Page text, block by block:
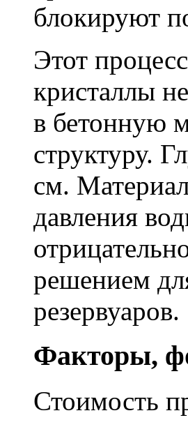
блокируют
Этот
кристаллы
в бетонную
структуру.
см.
давления
решением
резервуаров.
Факторы,
Стоимость